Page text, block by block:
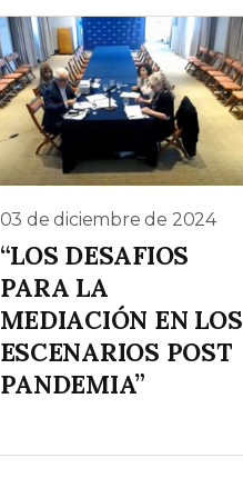
03 de diciembre de 2024
“LOS DESAFIOS
PARA LA
MEDIACIÓN EN LOS
ESCENARIOS POST
PANDEMIA”